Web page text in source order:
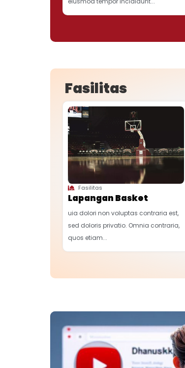
Fasilitas
Fasilitas
Lapangan Basket
uia dolori non voluptas contraria est,
sed doloris privatio. Omnia contraria,
quos etiam...